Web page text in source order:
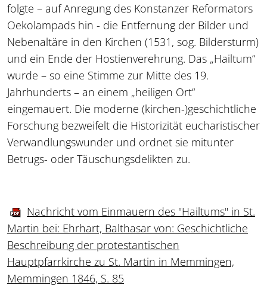
folgte – auf Anregung des Konstanzer Reformators
Oekolampads hin - die Entfernung der Bilder und
Nebenaltäre in den Kirchen (1531, sog. Bildersturm)
und ein Ende der Hostienverehrung. Das „Hailtum“
wurde – so eine Stimme zur Mitte des 19.
Jahrhunderts – an einem „heiligen Ort“
eingemauert. Die moderne (kirchen-)geschichtliche
Forschung bezweifelt die Historizität eucharistischer
Verwandlungswunder und ordnet sie mitunter
Betrugs- oder Täuschungsdelikten zu.
Nachricht vom Einmauern des "Hailtums" in St.
Martin bei: Ehrhart, Balthasar von: Geschichtliche
Beschreibung der protestantischen
Hauptpfarrkirche zu St. Martin in Memmingen,
Memmingen 1846, S. 85